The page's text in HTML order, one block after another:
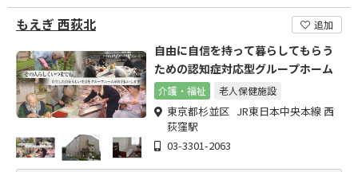
もえぎ 西荻北 追加
自由に自信を持って暮らしてもらう
ための認知症対応型グループホーム
介護・福祉 老人保健施設
東京都杉並区 JR東日本中央本線 西
荻窪駅
03-3301-2063